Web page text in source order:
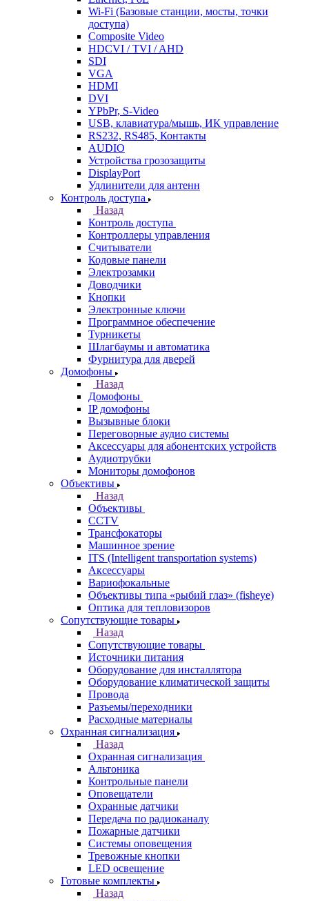
Wi-Fi (Базовые станции, мосты, точки
доступа)
Composite Video
HDCVI / TVI / AHD
SDI
VGA
HDMI
DVI
YPbPr, S-Video
USB, клавиатура/мышь, ИК управление
RS232, RS485, Контакты
AUDIO
Устройства грозозащиты
DisplayPort
Удлинители для антенн
Контроль доступа
Назад
Контроль доступа
Контроллеры управления
Считыватели
Кодовые панели
Электрозамки
Доводчики
Кнопки
Электронные ключи
Программное обеспечение
Турникеты
Шлагбаумы и автоматика
Фурнитура для дверей
Домофоны
Назад
Домофоны
IP домофоны
Вызывные блоки
Переговорные аудио системы
Аксессуары для абонентских устройств
Аудиотрубки
Мониторы домофонов
Объективы
Назад
Объективы
CCTV
Трансфокаторы
Машинное зрение
ITS (Intelligent transportation systems)
Аксессуары
Вариофокальные
Объективы типа «рыбий глаз» (fisheye)
Оптика для тепловизоров
Сопутствующие товары
Назад
Сопутствующие товары
Источники питания
Оборудование для инсталлятора
Оборудование климатической защиты
Провода
Разъемы/переходники
Расходные материалы
Охранная сигнализация
Назад
Охранная сигнализация
Альтоника
Контрольные панели
Оповещатели
Охранные датчики
Передача по радиоканалу
Пожарные датчики
Системы оповещения
Тревожные кнопки
LED освещение
Готовые комплекты
Назад